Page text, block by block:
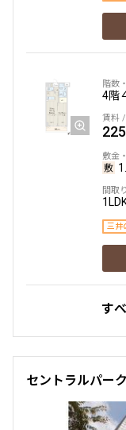
4階
三井
す
セントラルパー